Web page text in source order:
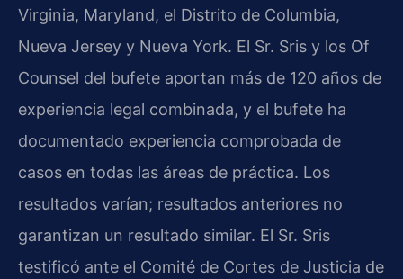
Virginia, Maryland, el Distrito de Columbia,
Nueva Jersey y Nueva York. El Sr. Sris y los Of
Counsel del bufete aportan más de 120 años de
experiencia legal combinada, y el bufete ha
documentado experiencia comprobada de
casos en todas las áreas de práctica. Los
resultados varían; resultados anteriores no
garantizan un resultado similar. El Sr. Sris
testificó ante el Comité de Cortes de Justicia de